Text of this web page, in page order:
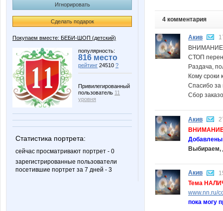
Игнорировать
Сделать подарок
Покупаем вместе: БЕБИ-ШОП (детский)
популярность:
816 место
рейтинг 24510 ?
Привилегированный
пользователь 11
уровня
Статистика портрета:
сейчас просматривают портрет - 0
зарегистрированные пользователи
посетившие портрет за 7 дней - 3
4 комментария
Акив
СТОП
Раздача,
Кому сроки
Спасибо
Сбор
Акив
Добавлены
Выбираем,
Акив
Тема
www.nn.ru/
пока могу